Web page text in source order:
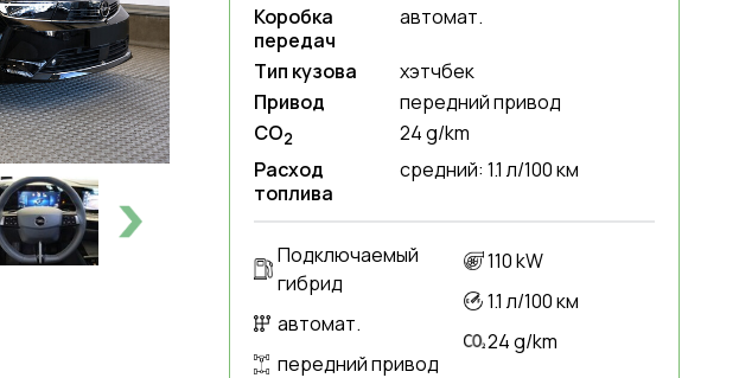
Коробка
передач
автомат.
Тип кузова
хэтчбек
Привод
передний привод
CO2
24 g/km
Расход
топлива
средний: 1.1 л/100 км
Подключаемый
гибрид
автомат.
передний привод
110 kW
1.1 л/100 км
24 g/km